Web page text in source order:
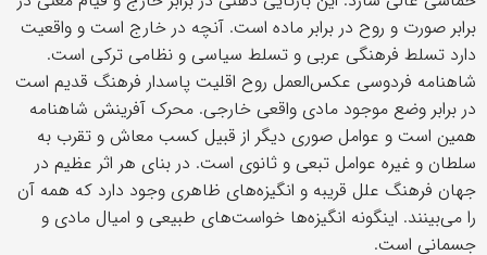
برابر صورت و روح در برابر ماده است. آنچه در خارج است و واقعیت
دارد تسلط فرهنگی عربی و تسلط سیاسی و نظامی ترکی است.
شاهنامه فردوسی عکس‌العمل روح اقلیت پاسدار فرهنگ قدیم است
در برابر وضع موجود مادی واقعی خارجی. محرک آفرینش شاهنامه
همین است و عوامل صوری دیگر از قبیل کسب معاش و تقرب به
سلطان و غیره عوامل تبعی و ثانوی است. در بنای هر اثر عظیم در
جهان فرهنگ علل قریبه و انگیزه‌های ظاهری وجود دارد که همه آن
را می‌بینند. اینگونه انگیزه‌ها خواست‌های طبیعی و امیال مادی و
جسمانی است.